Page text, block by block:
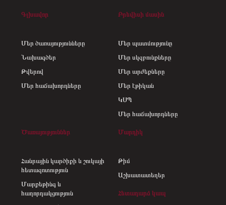
Գլխավոր
Մեր ծառայությունները
Նախագծեր
Թվերով
Մեր հաճախորդները
Բրեվիսի մասին
Մեր պատմությունը
Մեր սկզբունքները
Մեր արժեքները
Մեր էթիկան
ԿՍՊ
Մեր հաճախորդները
Ծառայություններ
Հանրային կարծիքի և շուկայի
հետազոտություն
Մարքեթինգ և
հաղորդակցություն
Մարդիկ
Թիմ
Աշխատատեղեր
Հետադարձ կապ